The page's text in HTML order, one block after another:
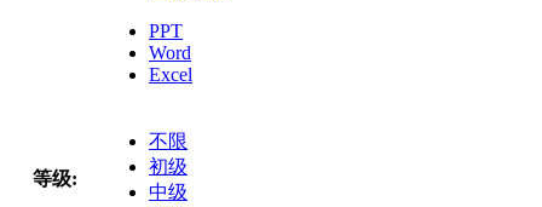
PPT
Word
Excel
等级:
不限
初级
中级